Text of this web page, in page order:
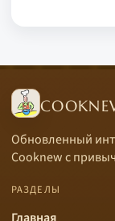
Обновленный
Cooknew с
РАЗДЕЛЫ